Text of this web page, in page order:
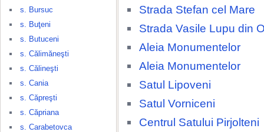
s. Bursuc
s. Buţeni
s. Butuceni
s. Călimăneşti
s. Călineşti
s. Cania
s. Căpreşti
s. Căpriana
s. Carabetovca
Strada Stefan cel Mare
Strada Vasile Lupu din
Aleia Monumentelor
Aleia Monumentelor
Satul Lipoveni
Satul Vorniceni
Centrul Satului Pirjolteni